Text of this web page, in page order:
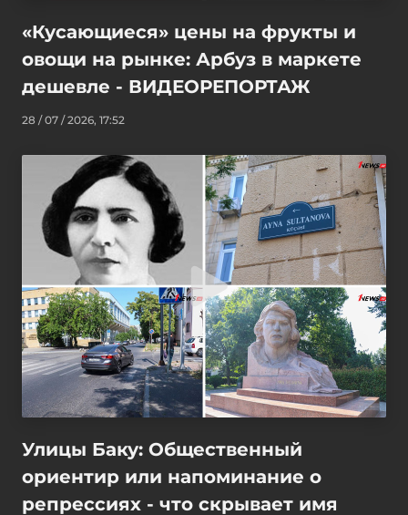
«Кусающиеся» цены на фрукты и
овощи на рынке: Арбуз в маркете
дешевле - ВИДЕОРЕПОРТАЖ
28 / 07 / 2026, 17:52
Улицы Баку: Общественный
ориентир или напоминание о
репрессиях - что скрывает имя